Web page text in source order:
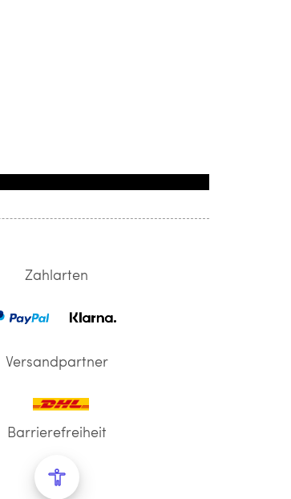
Zahlarten
Versandpartner
Barrierefreiheit